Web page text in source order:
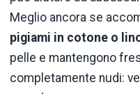
Meglio ancora se
pigiami in cotone o
pelle e mantengono
completamente nudi: